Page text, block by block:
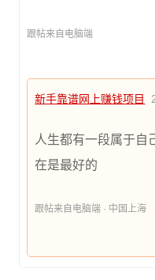
跟帖来自电脑端
新手靠谱网上赚钱项目
人生都有一段属于自
在是最好的
跟帖来自电脑端 · 中国上海